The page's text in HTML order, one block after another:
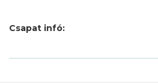
Csapat infó: